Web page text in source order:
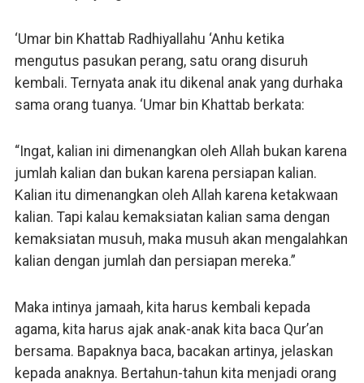
‘Umar bin Khattab Radhiyallahu ‘Anhu ketika
mengutus pasukan perang, satu orang disuruh
kembali. Ternyata anak itu dikenal anak yang durhaka
sama orang tuanya. ‘Umar bin Khattab berkata:
“Ingat, kalian ini dimenangkan oleh Allah bukan karena
jumlah kalian dan bukan karena persiapan kalian.
Kalian itu dimenangkan oleh Allah karena ketakwaan
kalian. Tapi kalau kemaksiatan kalian sama dengan
kemaksiatan musuh, maka musuh akan mengalahkan
kalian dengan jumlah dan persiapan mereka.”
Maka intinya jamaah, kita harus kembali kepada
agama, kita harus ajak anak-anak kita baca Qur’an
bersama. Bapaknya baca, bacakan artinya, jelaskan
kepada anaknya. Bertahun-tahun kita menjadi orang